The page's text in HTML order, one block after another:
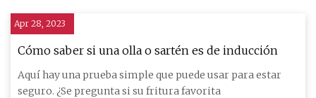
Apr 28, 2023
Cómo saber si una olla o sartén es de inducción
Aquí hay una prueba simple que puede usar para estar
seguro. ¿Se pregunta si su fritura favorita